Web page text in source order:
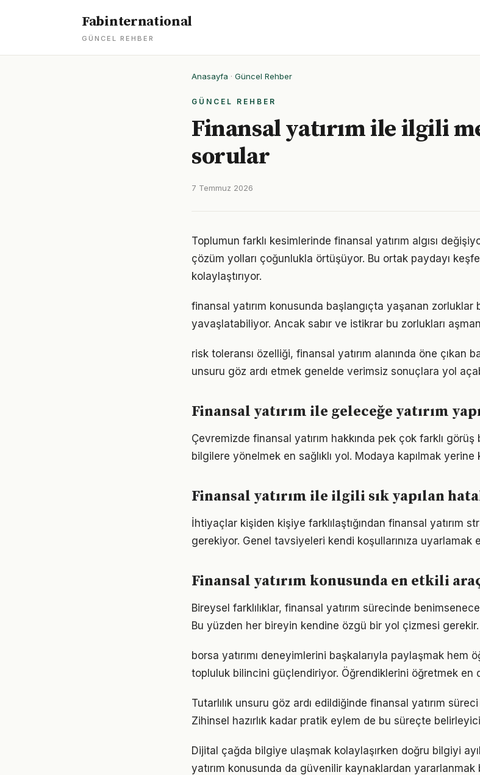
Fabinternational
GÜNCEL REHBER
Anasayfa · Güncel Rehber
GÜNCEL REHBER
Finansal yatırım ile ilgili
sorular
7 Temmuz 2026
Toplumun farklı kesimlerinde finansal yatırım algısı
çözüm yolları çoğunlukla örtüşüyor. Bu ortak paydayı
kolaylaştırıyor.
finansal yatırım konusunda başlangıçta yaşanan zorluklar
yavaşlatabiliyor. Ancak sabır ve istikrar bu zorlukları
risk toleransı özelliği, finansal yatırım alanında öne çıkan
unsuru göz ardı etmek genelde verimsiz sonuçlara yol
Finansal yatırım ile geleceğe yatırım
Çevremizde finansal yatırım hakkında pek çok farklı görüş
bilgilere yönelmek en sağlıklı yol. Modaya kapılmak yerine
Finansal yatırım ile ilgili sık yapılan
İhtiyaçlar kişiden kişiye farklılaştığından finansal yatırım
gerekiyor. Genel tavsiyeleri kendi koşullarınıza uyarlamak
Finansal yatırım konusunda en etkili
Bireysel farklılıklar, finansal yatırım sürecinde
Bu yüzden her bireyin kendine özgü bir yol çizmesi gerekir.
borsa yatırımı deneyimlerini başkalarıyla paylaşmak hem
topluluk bilincini güçlendiriyor. Öğrendiklerini öğretmek en
Tutarlılık unsuru göz ardı edildiğinde finansal yatırım
Zihinsel hazırlık kadar pratik eylem de bu süreçte
Dijital çağda bilgiye ulaşmak kolaylaşırken doğru bilgiyi
yatırım konusunda da güvenilir kaynaklardan yararlanmak